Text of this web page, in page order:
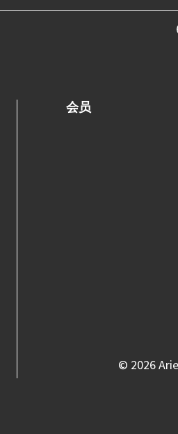
会员
© 2026